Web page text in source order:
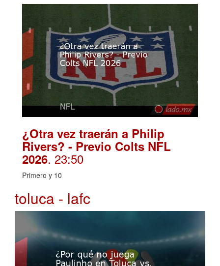
¿Otra vez traerán a Philip
Rivers? - Previo Colts NFL
2026. 23:50
Primero y 10
toluca - lafc